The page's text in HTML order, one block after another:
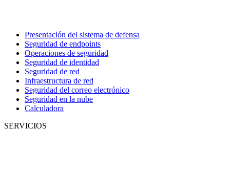
Presentación del sistema de defensa
Seguridad de endpoints
Operaciones de seguridad
Seguridad de identidad
Seguridad de red
Infraestructura de red
Seguridad del correo electrónico
Seguridad en la nube
Calculadora
SERVICIOS